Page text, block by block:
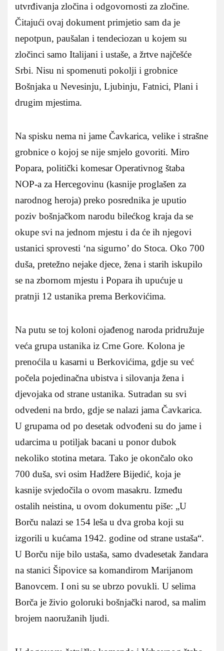
utvrđivanja zločina i odgovornosti za zločine.
Čitajući ovaj dokument primjetio sam da je
nepotpun, paušalan i tendeciozan u kojem su
zločinci samo Italijani i ustaše, a žrtve najčešće
Srbi. Nisu ni spomenuti pokolji i grobnice
Bošnjaka u Nevesinju, Ljubinju, Fatnici, Plani i
drugim mjestima.
Na spisku nema ni jame Čavkarica, velike i strašne
grobnice o kojoj se nije smjelo govoriti. Miro
Popara, politički komesar Operativnog štaba
NOP-a za Hercegovinu (kasnije proglašen za
narodnog heroja) preko posrednika je uputio
poziv bošnjačkom narodu bilećkog kraja da se
okupe svi na jednom mjestu i da će ih njegovi
ustanici sprovesti ‘na sigurno’ do Stoca. Oko 700
duša, pretežno nejake djece, žena i starih iskupilo
se na zbornom mjestu i Popara ih upućuje u
pratnji 12 ustanika prema Berkovićima.
Na putu se toj koloni ojađenog naroda pridružuje
veća grupa ustanika iz Crne Gore. Kolona je
prenoćila u kasarni u Berkovićima, gdje su već
počela pojedinačna ubistva i silovanja žena i
djevojaka od strane ustanika. Sutradan su svi
odvedeni na brdo, gdje se nalazi jama Čavkarica.
U grupama od po desetak odvođeni su do jame i
udarcima u potiljak bacani u ponor dubok
nekoliko stotina metara. Tako je okončalo oko
700 duša, svi osim Hadžere Bijedić, koja je
kasnije svjedočila o ovom masakru. Između
ostalih neistina, u ovom dokumentu piše: „U
Borču nalazi se 154 leša u dva groba koji su
izgorili u kućama 1942. godine od strane ustaša“.
U Borču nije bilo ustaša, samo dvadesetak žandara
na stanici Šipovice sa komandirom Marijanom
Banovcem. I oni su se ubrzo povukli. U selima
Borča je živio goloruki bošnjački narod, sa malim
brojem naoružanih ljudi.